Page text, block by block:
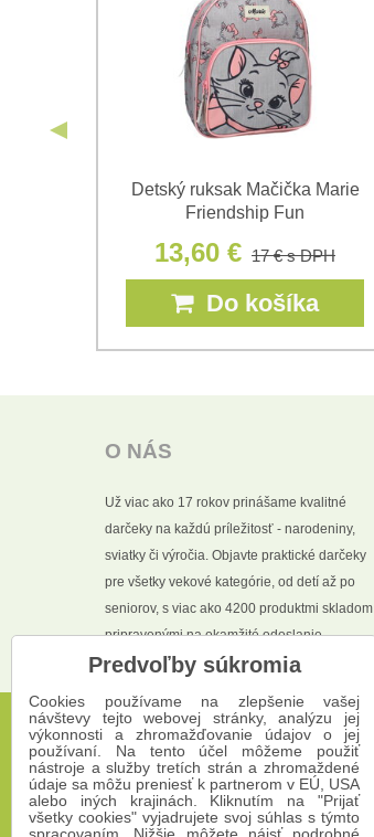
Detský ruksak Mačička Marie
Friendship Fun
13,60 € 17 €s DPH
Do košíka
O NÁS
Už viac ako 17 rokov prinášame kvalitné
darčeky na každú príležitosť - narodeniny,
sviatky či výročia. Objavte praktické darčeky
pre všetky vekové kategórie, od detí až po
seniorov, s viac ako 4200 produktmi skladom
pripravenými na okamžité odoslanie.
Predvoľby súkromia
Cookies používame na zlepšenie vašej
návštevy tejto webovej stránky, analýzu jej
výkonnosti a zhromažďovanie údajov o jej
používaní. Na tento účel môžeme použiť
nástroje a služby tretích strán a zhromaždené
údaje sa môžu preniesť k partnerom v EÚ, USA
alebo iných krajinách. Kliknutím na "Prijať
všetky cookies" vyjadrujete svoj súhlas s týmto